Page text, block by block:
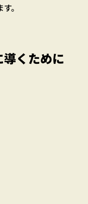
。
くために